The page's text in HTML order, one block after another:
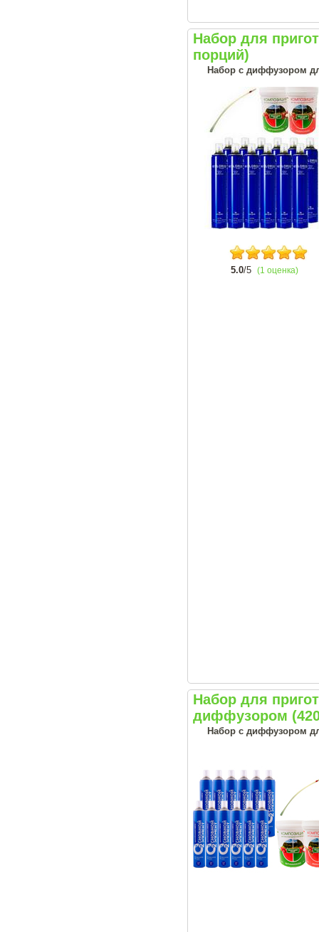
Набор для
порций)
Набор с диффузором
5.0/5 (1 оценка)
Набор для
диффузором
Набор с диффузором